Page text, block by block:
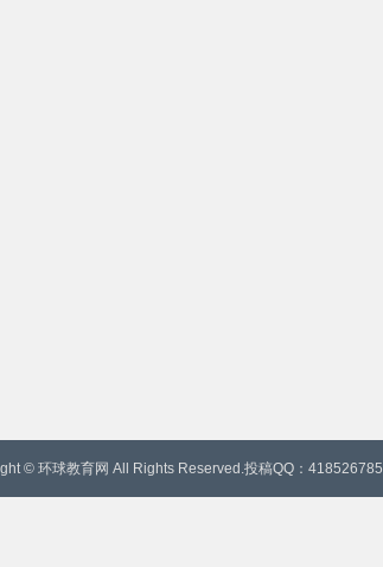
© 环球教育网 All Rights Reserved.投稿QQ：418526785